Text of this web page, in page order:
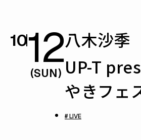
1012
(SUN)
八木沙季
UP-T
やきフェ
# LIVE